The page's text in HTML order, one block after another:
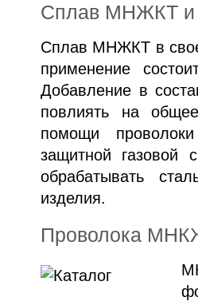
Сплав МНЖКТ и
Сплав МНЖКТ в
применение
Добавление в
повлиять на
помощи
защитной газовой
обрабатывать
изделия.
Проволока